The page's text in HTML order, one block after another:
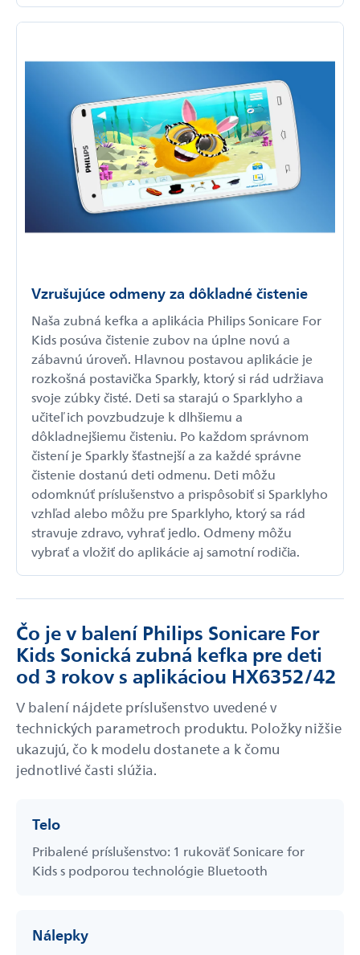
Vzrušujúce odmeny za dôkladné čistenie
Naša zubná kefka a aplikácia Philips Sonicare For
Kids posúva čistenie zubov na úplne novú a
zábavnú úroveň. Hlavnou postavou aplikácie je
rozkošná postavička Sparkly, ktorý si rád udržiava
svoje zúbky čisté. Deti sa starajú o Sparklyho a
učiteľ ich povzbudzuje k dlhšiemu a
dôkladnejšiemu čisteniu. Po každom správnom
čistení je Sparkly šťastnejší a za každé správne
čistenie dostanú deti odmenu. Deti môžu
odomknúť príslušenstvo a prispôsobiť si Sparklyho
vzhľad alebo môžu pre Sparklyho, ktorý sa rád
stravuje zdravo, vyhrať jedlo. Odmeny môžu
vybrať a vložiť do aplikácie aj samotní rodičia.
Čo je v balení Philips Sonicare For
Kids Sonická zubná kefka pre deti
od 3 rokov s aplikáciou HX6352/42
V balení nájdete príslušenstvo uvedené v
technických parametroch produktu. Položky nižšie
ukazujú, čo k modelu dostanete a k čomu
jednotlivé časti slúžia.
Telo
Pribalené príslušenstvo: 1 rukoväť Sonicare for
Kids s podporou technológie Bluetooth
Nálepky